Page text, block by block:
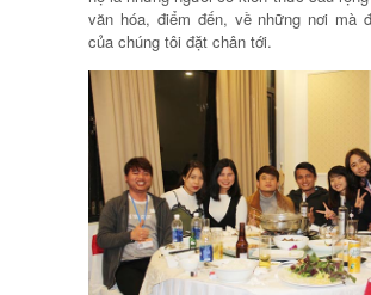
văn hóa, điểm đến, về những nơi mà
của chúng tôi đặt chân tới.